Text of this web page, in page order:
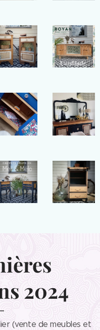
2024
(vente de meubles et